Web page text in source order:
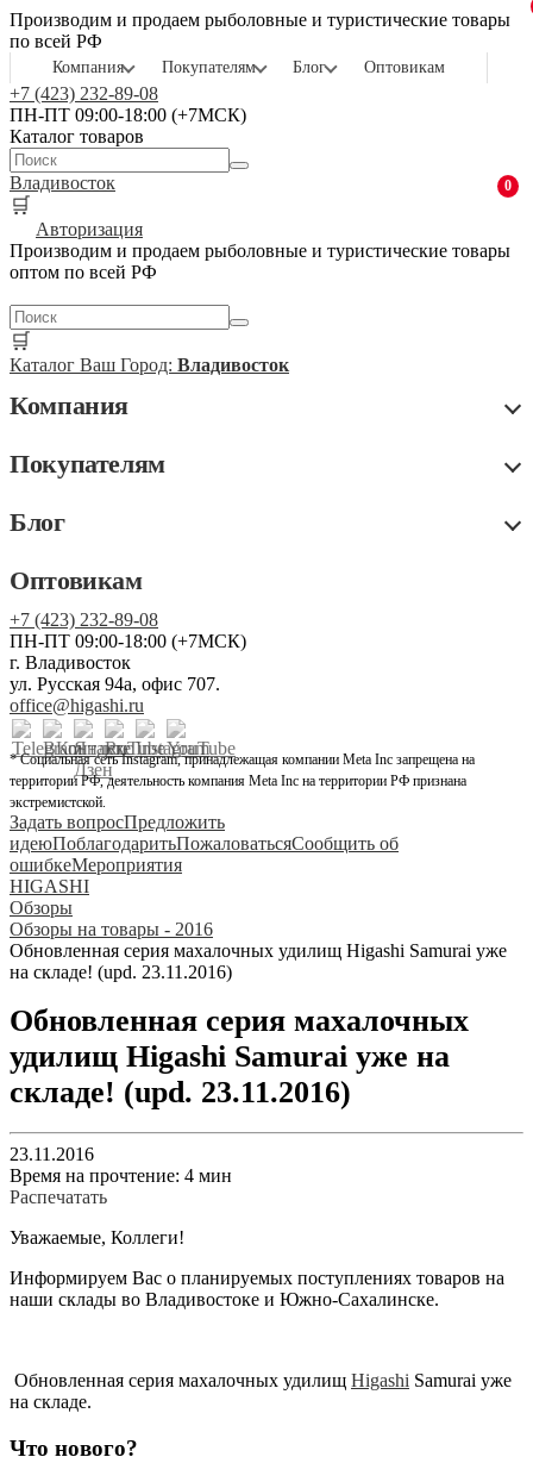
Производим и продаем рыболовные и туристические товары
по всей РФ
Компания Покупателям Блог Оптовикам
+7 (423) 232-89-08
ПН-ПТ 09:00-18:00 (+7МСК)
Каталог товаров
Владивосток
🛒
0
Авторизация
Производим и продаем рыболовные и туристические товары
оптом по всей РФ
🛒
Каталог Ваш Город: Владивосток
Компания
Покупателям
Блог
Оптовикам
+7 (423) 232-89-08
ПН-ПТ 09:00-18:00 (+7МСК)
г. Владивосток
ул. Русская 94а, офис 707.
office@higashi.ru
* Социальная сеть Instagram, принадлежащая компании Meta Inc запрещена на
территории РФ, деятельность компания Meta Inc на территории РФ признана
экстремистской.
Задать вопросПредложить
идеюПоблагодаритьПожаловатьсяСообщить об
ошибкеМероприятия
HIGASHI
Обзоры
Обзоры на товары - 2016
Обновленная серия махалочных удилищ Higashi Samurai уже
на складе! (upd. 23.11.2016)
Обновленная серия махалочных
удилищ Higashi Samurai уже на
складе! (upd. 23.11.2016)
23.11.2016
Время на прочтение: 4 мин
Распечатать
Уважаемые, Коллеги!
Информируем Вас о планируемых поступлениях товаров на
наши склады во Владивостоке и Южно-Сахалинске.
Обновленная серия махалочных удилищ Higashi Samurai уже
на складе.
Что нового?